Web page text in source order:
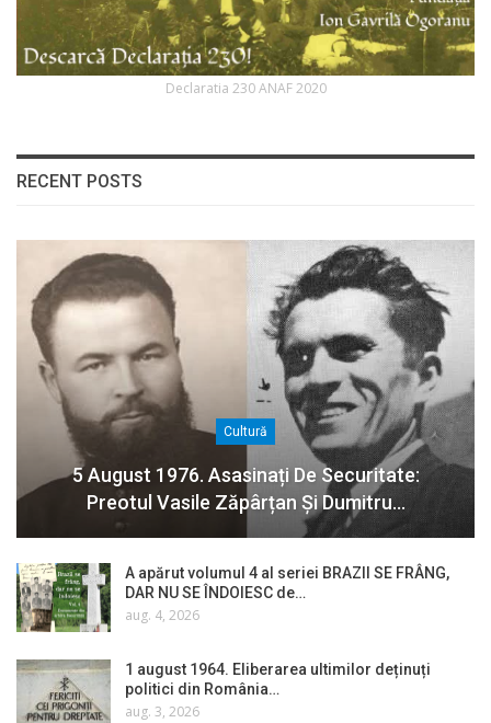
Declaratia 230 ANAF 2020
RECENT POSTS
Cultură
5 August 1976. Asasinați De Securitate:
Preotul Vasile Zăpârțan Și Dumitru…
A apărut volumul 4 al seriei BRAZII SE FRÂNG,
DAR NU SE ÎNDOIESC de…
aug. 4, 2026
1 august 1964. Eliberarea ultimilor deținuți
politici din România…
aug. 3, 2026